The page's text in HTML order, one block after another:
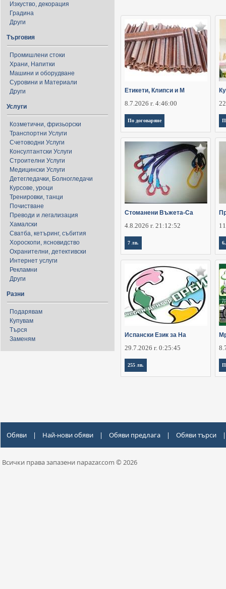
Изкуство, декорация
Градина
Други
Търговия
Промишлени стоки
Храни, Напитки
Машини и оборудване
Суровини и Материали
Други
Услуги
Козметични, фризьорски
Транспортни Услуги
Счетоводни Услуги
Консултантски Услуги
Строителни Услуги
Медицински Услуги
Детегледачки, Болногледачи
Курсове, уроци
Тренировки, танци
Почистване
Преводи и легализация
Хамалски
Сватба, кетъринг, събития
Хороскопи, ясновидство
Охранителни, детективски
Интернет услуги
Рекламни
Други
Разни
Подарявам
Купувам
Търся
Заменям
Етикети, Клипси и М
8.7.2026 г. 4:46:00
По договаряне
Стоманени Въжета-Са
4.8.2026 г. 21:12:52
7 лв.
Испански Език за На
29.7.2026 г. 0:25:45
255 лв.
Обяви | Най-нови обяви | Обяви предлага | Обяви търси |
Всички права запазени napazar.com © 2026